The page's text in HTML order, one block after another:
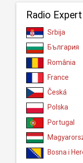
Radio Expert
Srbija
България
România
France
Česká
Polska
Portugal
Bosna i